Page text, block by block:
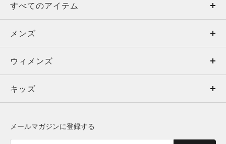
すべてのアイテム
メンズ
ウィメンズ
キッズ
メンズ
トップス
ボトムス
ウィメンズ
トップス
キッズ
メールマガジンに登録する